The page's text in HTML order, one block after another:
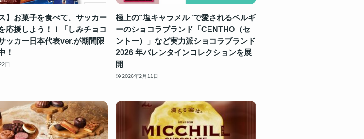
】お菓子を食べて、サッカー
応援しよう！！「しみチョコ
ッカー日本代表ver.が期間限
！
日
極上の“塩キャラメル”で愛されるベルギ
ーのショコラブランド「CENTHO（セ
ントー）」など実力派ショコラブランド
2026 年バレンタインコレクションを展
開
2026年2月11日